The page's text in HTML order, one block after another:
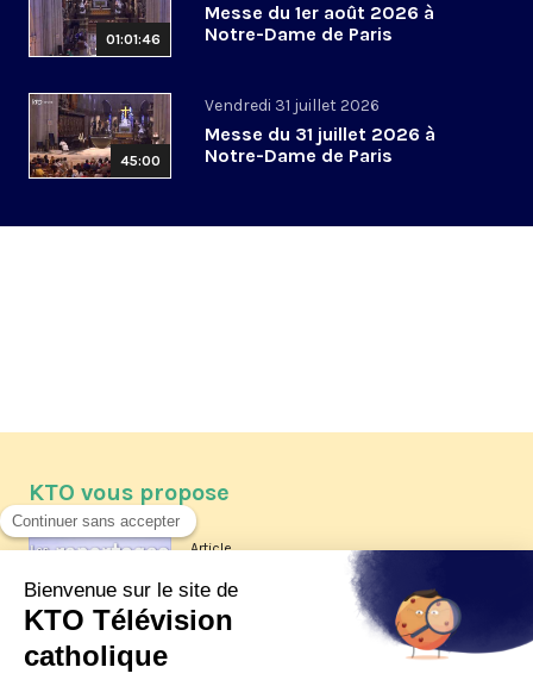
01:01:46
Messe du 1er août 2026 à
Notre-Dame de Paris
45:00
Vendredi 31 juillet 2026
Messe du 31 juillet 2026 à
Notre-Dame de Paris
KTO vous propose
Article
Les reportages d'été 2026 de KTO